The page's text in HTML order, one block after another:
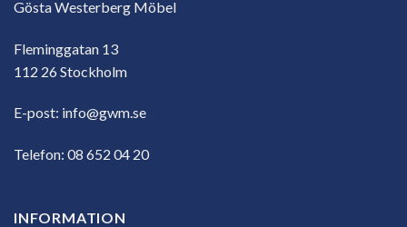
Gösta Westerberg Möbel
Fleminggatan 13
112 26 Stockholm
E-post: info@gwm.se
Telefon: 08 652 04 20
INFORMATION